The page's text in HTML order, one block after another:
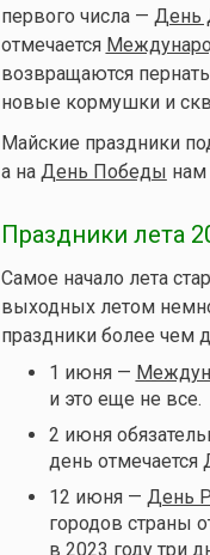
первого числа — День
отмечается
возвращаются
новые кормушки и
Майские праздники
а на День Победы нам
Праздники лета
Самое начало лета
выходных летом
праздники более чем
1 июня —
и это еще не все.
2 июня
день отмечается
12 июня — День
городов страны
в 2023 году три